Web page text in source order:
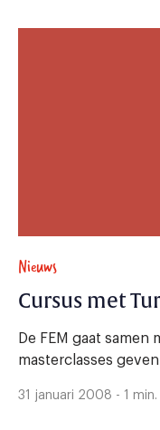
Nieuws
Cursus met
De FEM gaat
masterclasses
31 januari 2008 - 1 min.